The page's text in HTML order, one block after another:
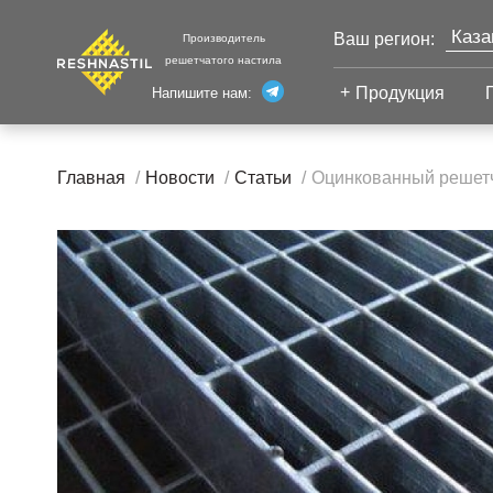
Производитель
решетчатого настила
Напишите нам:
Ваш регион:
Продукция
Настил с
противоскольжением
Настил для стеллажей
Настил для морских
платформ
Главная Новости Статьи Оцинкованный